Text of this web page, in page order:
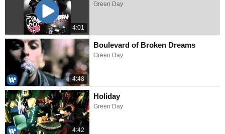
4:01
Green Day
4:48
Boulevard of Broken Dreams
Green Day
4:42
Holiday
Green Day